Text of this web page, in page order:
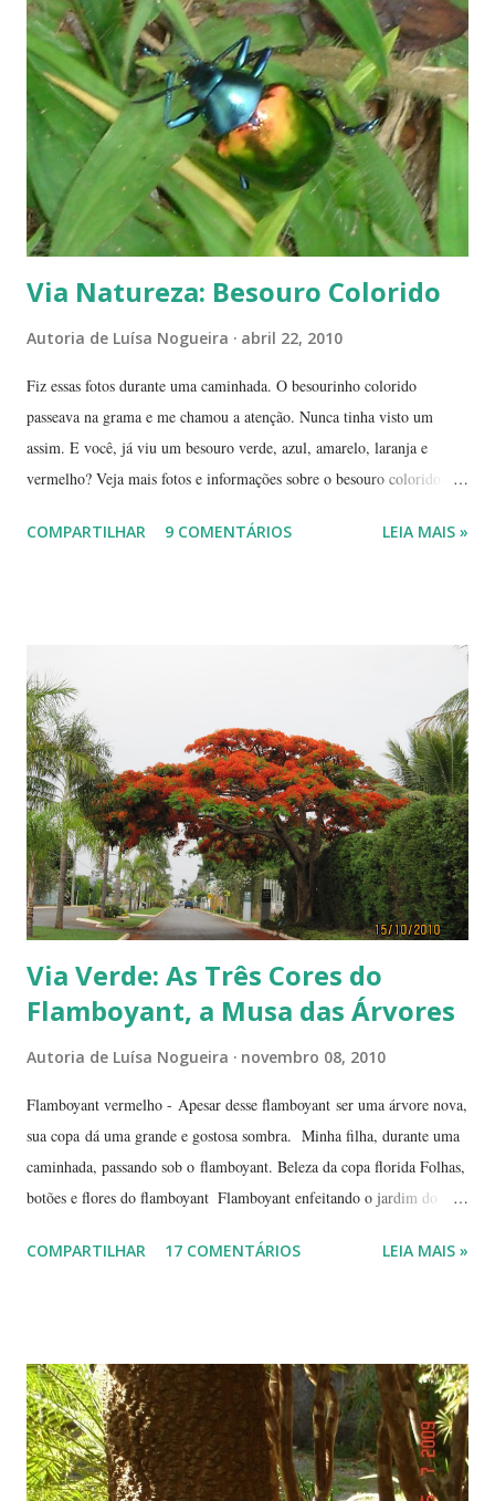
umidade relativa do ar chega, muitas vezes, no meio da tarde, a
índices inferiores a 15%. Por isto tantas queimadas acontecem entre
maio e setembro, período de estiagem. Um toco de cigarro ou algumas
brasas que ficaram de um pique-nique pode ser o começo de um
fogaréu. Há também os casos em que o fogo...
Via Natureza: Besouro Colorido
Autoria de Luísa Nogueira abril 22, 2010
Fiz essas fotos durante uma caminhada. O besourinho colorido
passeava na grama e me chamou a atenção. Nunca tinha visto um
assim. E você, já viu um besouro verde, azul, amarelo, laranja e
vermelho? Veja mais fotos e informações sobre o besouro colorido e a
Terra, aquele abraço! ------------ Dia da Terra - Veja aqui . -----------
COMPARTILHAR 9 COMENTÁRIOS LEIA MAIS »
Via Verde: As Três Cores do
Flamboyant, a Musa das Árvores
Autoria de Luísa Nogueira novembro 08, 2010
Flamboyant vermelho - Apesar desse flamboyant ser uma árvore nova,
sua copa dá uma grande e gostosa sombra. Minha filha, durante uma
caminhada, passando sob o flamboyant. Beleza da copa florida Folhas,
botões e flores do flamboyant Flamboyant enfeitando o jardim do
fachada do TJ. Flores e galhos retorcidos do flamboyant. Flores do
árvores dando as boas vindas na entrada de uma lanchonete, na
rodovia que liga Goiânia a Brasília ( Lanchonete Jerivá ).
Flamboyants do Jerivá Flamboyant amarelo - Este está em Brasília,
logo depois da Ponte das Garças - conhecida como 'a ponte do
COMPARTILHAR 17 COMENTÁRIOS LEIA MAIS »